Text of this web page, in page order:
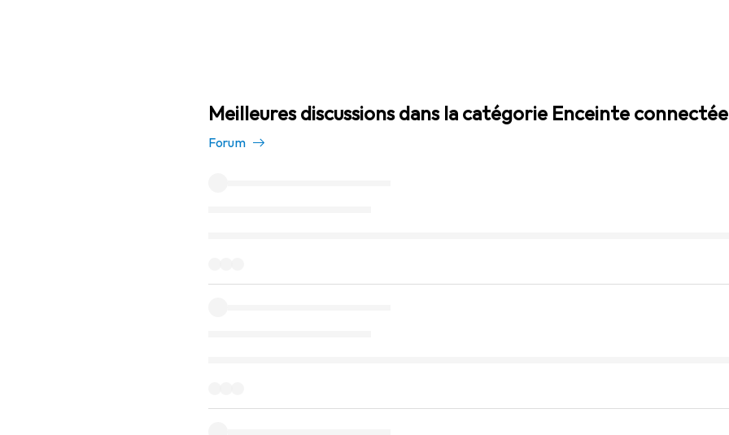
Meilleures discussions dans la catégorie Enceinte connectée
Forum